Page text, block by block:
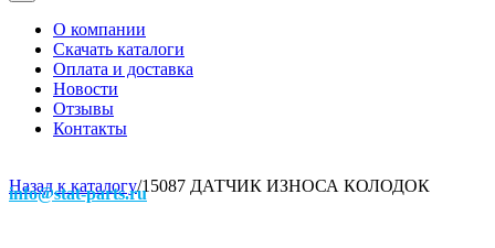
О компании
Скачать каталоги
Оплата и доставка
Новости
Отзывы
Контакты
info@stat-parts.ru
Назад к каталогу/15087 ДАТЧИК ИЗНОСА КОЛОДОК